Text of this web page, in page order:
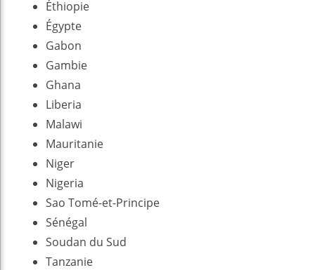
Éthiopie
Égypte
Gabon
Gambie
Ghana
Liberia
Malawi
Mauritanie
Niger
Nigeria
Sao Tomé-et-Principe
Sénégal
Soudan du Sud
Tanzanie